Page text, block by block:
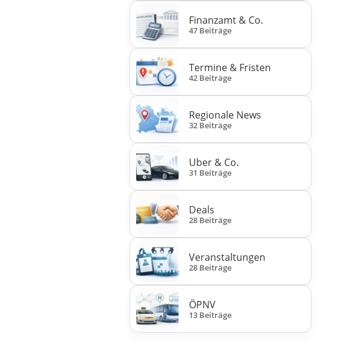
Finanzamt & Co.
47 Beiträge
Termine & Fristen
42 Beiträge
Regionale News
32 Beiträge
Uber & Co.
31 Beiträge
Deals
28 Beiträge
Veranstaltungen
28 Beiträge
ÖPNV
13 Beiträge